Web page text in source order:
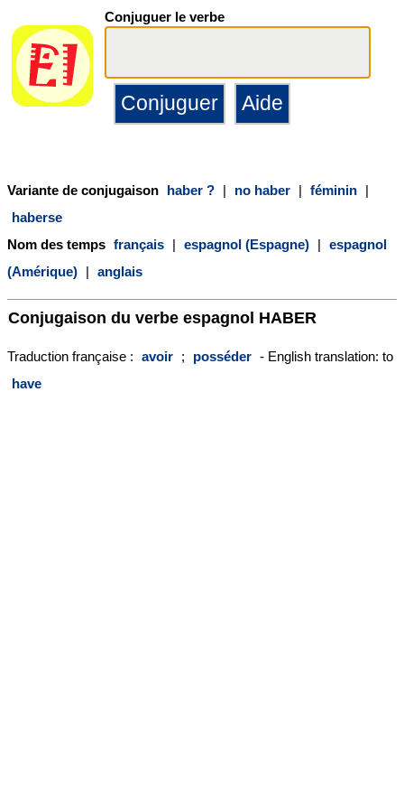
Conjuguer le verbe
Variante de conjugaison haber ? | no haber | féminin |
haberse
Nom des temps français | espagnol (Espagne) | espagnol
(Amérique) | anglais
Conjugaison du verbe espagnol HABER
Traduction française : avoir ; posséder - English translation: to
have